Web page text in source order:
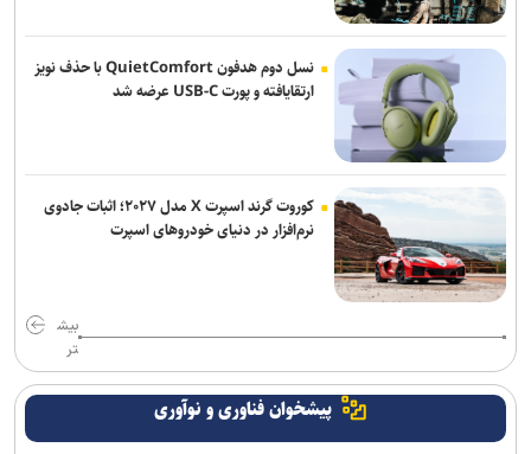
نسل دوم هدفون QuietComfort با حذف نویز
ارتقایافته و پورت USB-C عرضه شد
کوروت گرند اسپرت X مدل ۲۰۲۷؛ اثبات جادوی
نرم‌افزار در دنیای خودروهای اسپرت
بیش
تر
پیشخوان فناوری و نوآوری